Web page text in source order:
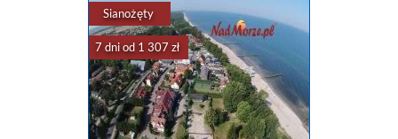
Sianożęty
7 dni od 1 307 zł